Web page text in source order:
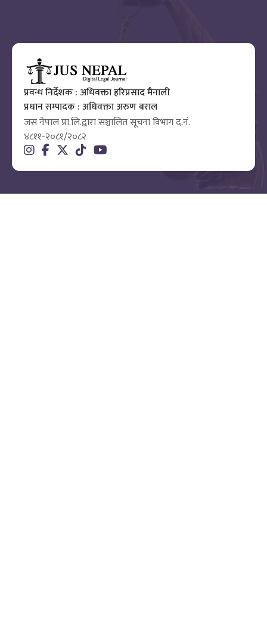
प्रवन्ध निर्देशक : अधिवक्ता हरिप्रसाद मैनाली
प्रधान सम्पादक : अधिवक्ता अरुण बराल
जस नेपाल प्रा.लि.द्वारा सञ्चालित सूचना विभाग द.नं.
४८११-२०८१/२०८२